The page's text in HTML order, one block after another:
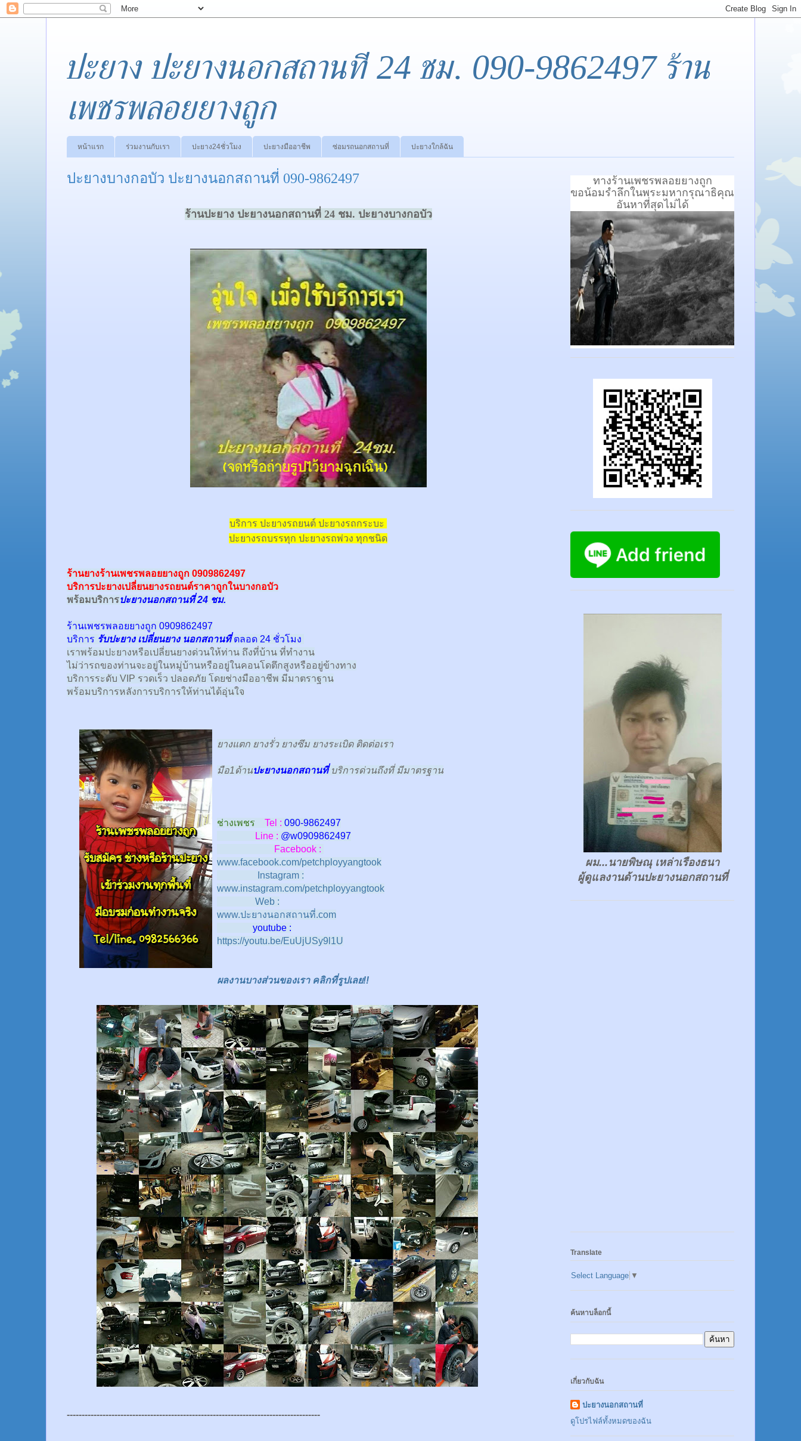
ปะยาง ปะยางนอกสถานที่ 24 ชม. 090-9862497 ร้าน
เพชรพลอยยางถูก
หน้าแรก ร่วมงานกับเรา ปะยาง24ชั่วโมง ปะยางมืออาชีพ ซ่อมรถนอกสถานที่ ปะยางใกล้ฉัน
ปะยางบางกอบัว ปะยางนอกสถานที่ 090-9862497
ร้านปะยาง ปะยางนอกสถานที่ 24 ชม. ปะยางบางกอบัว
บริการ ปะยางรถยนต์ ปะยางรถกระบะ
ปะยางรถบรรทุก ปะยางรถพ่วง ทุกชนิด
ร้านยางร้านเพชรพลอยยางถูก 0909862497
บริการปะยางเปลี่ยนยางรถยนต์ราคาถูกในบางกอบัว
พร้อมบริการปะยางนอกสถานที่ 24 ชม.
ร้านเพชรพลอยยางถูก 0909862497
บริการ รับปะยาง เปลี่ยนยาง นอกสถานที่ ตลอด 24 ชั่วโมง
เราพร้อมปะยางหรือเปลี่ยนยางด่วนให้ท่าน ถึงที่บ้าน ที่ทำงาน
ไม่ว่ารถของท่านจะอยู่ในหมู่บ้านหรืออยู่ในคอนโดตึกสูงหรืออยู่ข้างทาง
บริการระดับ VIP รวดเร็ว ปลอดภัย โดยช่างมืออาชีพ มีมาตราฐาน
พร้อมบริการหลังการบริการให้ท่านได้อุ่นใจ
ยางแตก ยางรั่ว ยางซึม ยางระเบิด ติดต่อเรา
มือ1ด้านปะยางนอกสถานที่ บริการด่วนถึงที่ มีมาตรฐาน
ช่างเพชร Tel : 090-9862497
Line : @w0909862497
Facebook :
www.facebook.com/petchployyangtook
Instagram :
www.instagram.com/petchployyangtook
Web :
www.ปะยางนอกสถานที่.com
youtube :
https://youtu.be/EuUjUSy9l1U
ผลงานบางส่วนของเรา คลิกที่รูปเลย!!
-------------------------------------------------------------------------------------
ทางร้านเพชรพลอยยางถูก
ขอน้อมรำลึกในพระมหากรุณาธิคุณ
อันหาที่สุดไม่ได้
ผม...นายพิษณุ เหล่าเรืองธนา
ผู้ดูแลงานด้านปะยางนอกสถานที่
Translate
Select Language ▼
ค้นหาบล็อกนี้
เกี่ยวกับฉัน
ปะยางนอกสถานที่
ดูโปรไฟล์ทั้งหมดของฉัน